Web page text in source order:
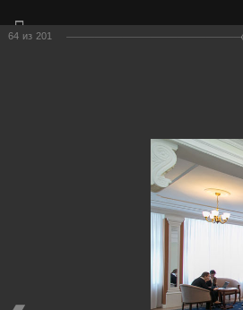
Фотогалерея наших работ по
Для получения более подробной
продукции и услугах, пожалуйста,
менеджерам, которые с радостью
Ваши вопросы и приедут к Вам для
образцов ковровых покрытий.
Гостиничные вестибюли,
64 из 201